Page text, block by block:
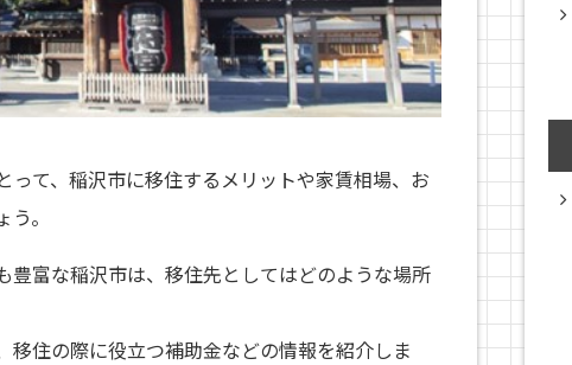
て、稲沢市に移住するメリットや家賃相場、お
。
富な稲沢市は、移住先としてはどのような場所
住の際に役立つ補助金などの情報を紹介しま